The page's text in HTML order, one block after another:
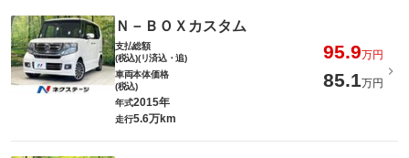
Ｎ－ＢＯＸカスタム
支払総額
(税込)(リ済込・追)
95.9万円
車両本体価格
(税込)
85.1万円
年式2015年
走行5.6万km